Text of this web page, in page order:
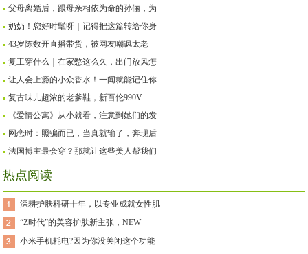
父母离婚后，跟母亲相依为命的孙俪，为
奶奶！您好时髦呀｜记得把这篇转给你身
43岁陈数开直播带货，被网友嘲讽太老
复工穿什么｜在家憋这么久，出门放风怎
让人会上瘾的小众香水！一闻就能记住你
复古味儿超浓的老爹鞋，新百伦990V
《爱情公寓》从小就看，注意到她们的发
网恋时：照骗而已，当真就输了，奔现后
法国博主最会穿？那就让这些美人帮我们
热点阅读
深耕护肤科研十年，以专业成就女性肌
“Z时代”的美容护肤新主张，NEW
小米手机耗电?因为你没关闭这个功能